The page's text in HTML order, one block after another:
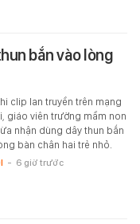
bắn vào lòng
clip lan truyền trên mạng
giáo viên trường mầm non
nhận dùng dây thun bắn
bàn chân hai trẻ nhỏ.
- 6 giờ trước